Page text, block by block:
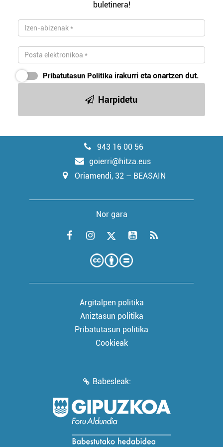
buletinera!
Pribatutasun Politika irakurri eta onartzen dut.
Harpidetu
943 16 00 56
goierri@hitza.eus
Oriamendi, 32 – BEASAIN
Nor gara
Argitalpen politika
Aniztasun politika
Pribatutasun politika
Cookieak
Babesleak: